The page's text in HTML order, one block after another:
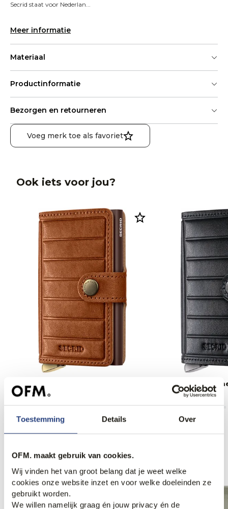
Toestemming Details Over
OFM. maakt gebruik van cookies.
Wij vinden het van groot belang dat je weet welke
cookies onze website inzet en voor welke doeleinden ze
gebruikt worden.
We willen namelijk graag én jouw privacy én de
Secrid staat voor Nederlan...
Meer informatie
Materiaal
Productinformatie
Bezorgen en retourneren
Voeg merk toe als favoriet
Ook iets voor jou?
Secrid Portemonnee
150,00
Secrid
150,00
Anderen bekeken ook